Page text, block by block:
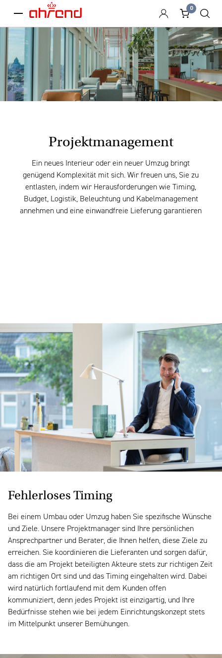
menu
0
Projektmanagement
Ein neues Interieur oder ein neuer Umzug bringt
genügend Komplexität mit sich. Wir freuen uns, Sie zu
entlasten, indem wir Herausforderungen wie Timing,
Budget, Logistik, Beleuchtung und Kabelmanagement
annehmen und eine einwandfreie Lieferung garantieren
Fehlerloses Timing
Bei einem Umbau oder Umzug haben Sie spezifische Wünsche
und Ziele. Unsere Projektmanager sind Ihre persönlichen
Ansprechpartner und Berater, die Ihnen helfen, diese Ziele zu
erreichen. Sie koordinieren die Lieferanten und sorgen dafür,
dass die am Projekt beteiligten Akteure stets zur richtigen Zeit
am richtigen Ort sind und das Timing eingehalten wird. Dabei
wird natürlich fortlaufend mit dem Kunden offen
kommuniziert, denn jedes Projekt ist einzigartig, und Ihre
Bedürfnisse stehen wie bei jedem Einrichtungskonzept stets
im Mittelpunkt unserer Bemühungen.